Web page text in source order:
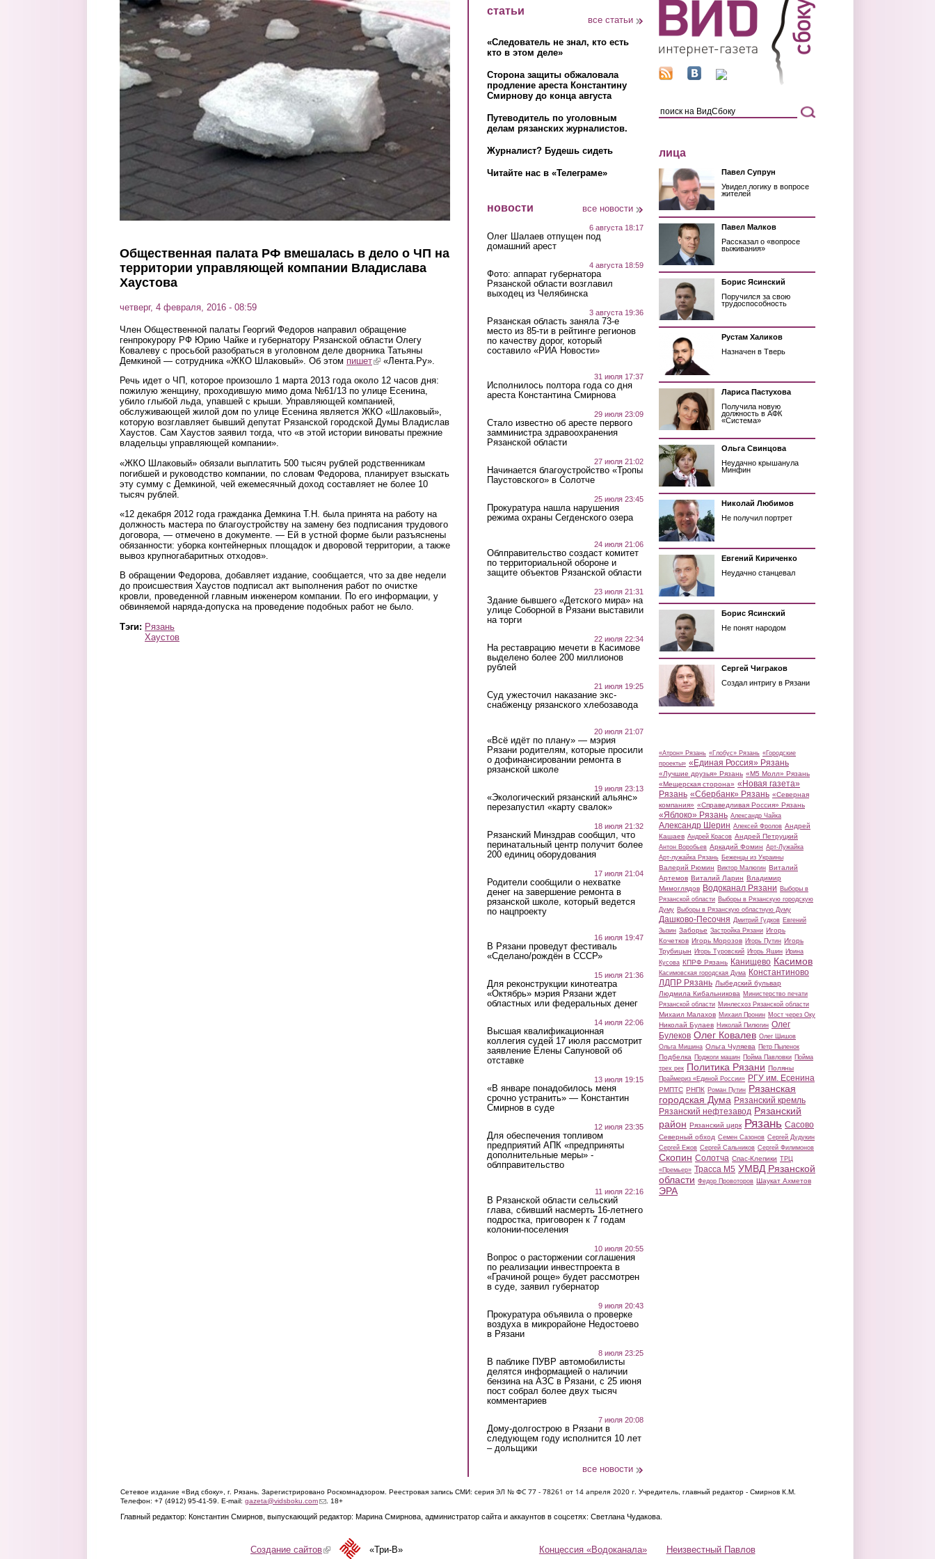
Перейти к основному содержанию
Общественная палата РФ вмешалась в дело о ЧП на
территории управляющей компании Владислава
Хаустова
четверг, 4 февраля, 2016 - 08:59
Член Общественной палаты Георгий Федоров направил обращение
генпрокурору РФ Юрию Чайке и губернатору Рязанской области Олегу
Ковалеву с просьбой разобраться в уголовном деле дворника Татьяны
Демкиной — сотрудника «ЖКО Шлаковый». Об этом пишет(link is external)
«Лента.Ру».
Речь идет о ЧП, которое произошло 1 марта 2013 года около 12 часов дня:
пожилую женщину, проходившую мимо дома №61/13 по улице Есенина,
убило глыбой льда, упавшей с крыши. Управляющей компанией,
обслуживающей жилой дом по улице Есенина является ЖКО «Шлаковый»,
которую возглавляет бывший депутат Рязанской городской Думы Владислав
Хаустов. Сам Хаустов заявил тогда, что «в этой истории виноваты прежние
владельцы управляющей компании».
«ЖКО Шлаковый» обязали выплатить 500 тысяч рублей родственникам
погибшей и руководство компании, по словам Федорова, планирует взыскать
эту сумму с Демкиной, чей ежемесячный доход составляет не более 10
тысяч рублей.
«12 декабря 2012 года гражданка Демкина Т.Н. была принята на работу на
должность мастера по благоустройству на замену без подписания трудового
договора, — отмечено в документе. — Ей в устной форме были разъяснены
обязанности: уборка контейнерных площадок и дворовой территории, а также
вывоз крупногабаритных отходов».
В обращении Федорова, добавляет издание, сообщается, что за две недели
до происшествия Хаустов подписал акт выполнения работ по очистке
кровли, проведенной главным инженером компании. По его информации, у
обвиняемой наряда-допуска на проведение подобных работ не было.
Тэги: Рязань
Хаустов
статьи
все статьи
«Следователь не знал, кто есть
кто в этом деле»
Сторона защиты обжаловала
продление ареста Константину
Смирнову до конца августа
Путеводитель по уголовным
делам рязанских журналистов.
Журналист? Будешь сидеть
Читайте нас в «Телеграме»
новости все новости
6 августа 18:17
Олег Шалаев отпущен под
домашний арест
4 августа 18:59
Фото: аппарат губернатора
Рязанской области возглавил
выходец из Челябинска
3 августа 19:36
Рязанская область заняла 73-е
место из 85-ти в рейтинге регионов
по качеству дорог, который
составило «РИА Новости»
31 июля 17:37
Исполнилось полтора года со дня
ареста Константина Смирнова
29 июля 23:09
Стало известно об аресте первого
замминистра здравоохранения
Рязанской области
27 июля 21:02
Начинается благоустройство «Тропы
Паустовского» в Солотче
25 июля 23:45
Прокуратура нашла нарушения
режима охраны Сегденского озера
24 июля 21:06
Облправительство создаст комитет
по территориальной обороне и
защите объектов Рязанской области
23 июля 21:31
Здание бывшего «Детского мира» на
улице Соборной в Рязани выставили
на торги
22 июля 22:34
На реставрацию мечети в Касимове
выделено более 200 миллионов
рублей
21 июля 19:25
Суд ужесточил наказание экс-
снабженцу рязанского хлебозавода
20 июля 21:07
«Всё идёт по плану» — мэрия
Рязани родителям, которые просили
о дофинансировании ремонта в
рязанской школе
19 июля 23:13
«Экологический рязанский альянс»
перезапустил «карту свалок»
18 июля 21:32
Рязанский Минздрав сообщил, что
перинатальный центр получит более
200 единиц оборудования
17 июля 21:04
Родители сообщили о нехватке
денег на завершение ремонта в
рязанской школе, который ведется
по нацпроекту
16 июля 19:47
В Рязани проведут фестиваль
«Сделано/рождён в СССР»
15 июля 21:36
Для реконструкции кинотеатра
«Октябрь» мэрия Рязани ждет
областных или федеральных денег
14 июля 22:06
Высшая квалификационная
коллегия судей 17 июля рассмотрит
заявление Елены Сапуновой об
отставке
13 июля 19:15
«В январе понадобилось меня
срочно устранить» — Константин
Смирнов в суде
12 июля 23:35
Для обеспечения топливом
предприятий АПК «предприняты
дополнительные меры» -
облправительство
11 июля 22:16
В Рязанской области сельский
глава, сбивший насмерть 16-летнего
подростка, приговорен к 7 годам
колонии-поселения
10 июля 20:55
Вопрос о расторжении соглашения
по реализации инвестпроекта в
«Грачиной роще» будет рассмотрен
в суде, заявил губернатор
9 июля 20:43
Прокуратура объявила о проверке
воздуха в микрорайоне Недостоево
в Рязани
8 июля 23:25
В паблике ПУВР автомобилисты
делятся информацией о наличии
бензина на АЗС в Рязани, с 25 июня
пост собрал более двух тысяч
комментариев
7 июля 20:08
Дому-долгострою в Рязани в
следующем году исполнится 10 лет
– дольщики
все новости
лица
Павел Супрун
Увидел логику в вопросе
жителей
Павел Малков
Рассказал о «вопросе
выживания»
Борис Ясинский
Поручился за свою
трудоспособность
Рустам Халиков
Назначен в Тверь
Лариса Пастухова
Получила новую
должность в АФК
«Система»
Ольга Свинцова
Неудачно крышанула
Минфин
Николай Любимов
Не получил портрет
Евгений Кириченко
Неудачно станцевал
Борис Ясинский
Не понят народом
Сергей Чиграков
Создал интригу в Рязани
«Атрон» Рязань «Глобус» Рязань «Городские
проекты» «Единая Россия» Рязань
«Лучшие друзья» Рязань «М5 Молл» Рязань
«Мещерская сторона» «Новая газета»
Рязань «Сбербанк» Рязань «Северная
компания» «Справедливая Россия» Рязань
«Яблоко» Рязань Александр Чайка
Александр Шерин Алексей Фролов Андрей
Кашаев Андрей Красов Андрей Петруцкий
Антон Воробьев Аркадий Фомин Арт-Лужайка
Арт-лужайка Рязань Беженцы из Украины
Валерий Рюмин Виктор Малюгин Виталий
Артемов Виталий Ларин Владимир
Мимоглядов Водоканал Рязани Выборы в
Рязанской области Выборы в Рязанскую городскую
Думу Выборы в Рязанскую областную Думу
Дашково-Песочня Дмитрий Гудков Евгений
Зызин Заборье Застройка Рязани Игорь
Кочетков Игорь Морозов Игорь Путин Игорь
Трубицын Игорь Туровский Игорь Яшин Ирина
Кусова КПРФ Рязань Канищево Касимов
Касимовская городская Дума Константиново
ЛДПР Рязань Лыбедский бульвар
Людмила Кибальникова Министерство печати
Рязанской области Минлесхоз Рязанской области
Михаил Малахов Михаил Пронин Мост через Оку
Николай Булаев Николай Пилюгин Олег
Булеков Олег Ковалев Олег Шишов
Ольга Мишина Ольга Чуляева Петр Пыленок
Подбелка Поджоги машин Пойма Павловки Пойма
трех рек Политика Рязани Поляны
Праймериз «Единой России» РГУ им. Есенина
РМПТС РНПК Роман Путин Рязанская
городская Дума Рязанский кремль
Рязанский нефтезавод Рязанский
район Рязанский цирк Рязань Сасово
Северный обход Семен Сазонов Сергей Дудукин
Сергей Ежов Сергей Сальников Сергей Филимонов
Скопин Солотча Спас-Клепики ТРЦ
«Премьер» Трасса М5 УМВД Рязанской
области Федор Провоторов Шаукат Ахметов
ЭРА
Сетевое издание «Вид сбоку», г. Рязань. Зарегистрировано Роскомнадзором. Реестровая запись СМИ: серия ЭЛ № ФС 77 - 78261 от 14 апреля 2020 г. Учредитель, главный редактор - Смирнов К.М.
Телефон: +7 (4912) 95-41-59. E-mail: gazeta@vidsboku.com(link sends e-mail)
. 18+
Главный редактор: Константин Смирнов, выпускающий редактор: Марина Смирнова, администратор сайта и аккаунтов в соцсетях: Светлана Чудакова.
Концессия «Водоканала» Неизвестный Павлов
Создание сайтов(link is external)«Три-В»